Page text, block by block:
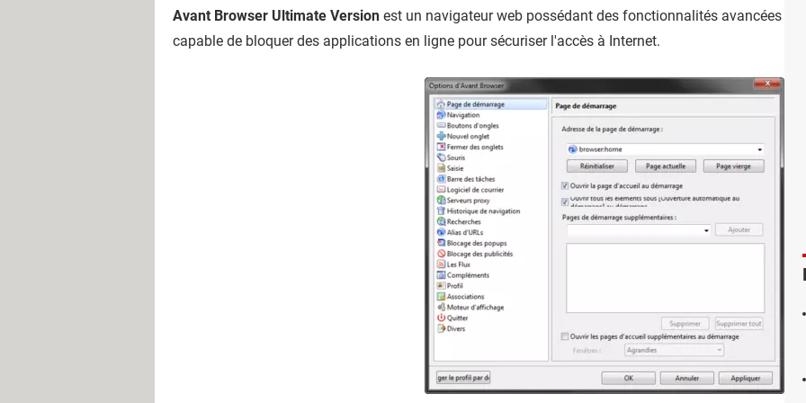
Avant Browser Ultimate Version est un navigateur web possédant des fonctionnalités avancées
capable de bloquer des applications en ligne pour sécuriser l'accès à Internet.